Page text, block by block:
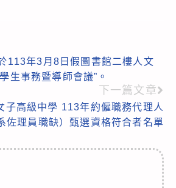
113年3月8日假圖書館二樓人文
生事務暨導師會議”。
下一篇文章
子高級中學 113年約僱職務代理人
佐理員職缺）甄選資格符合者名單